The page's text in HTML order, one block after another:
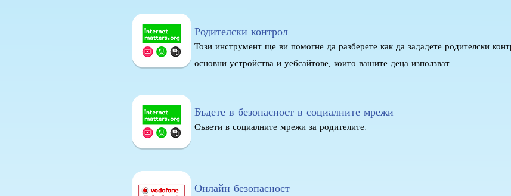
Родителски контрол
Този инструмент ще ви помогне да разберете как да зададете родителски
основни устройства и уебсайтове, които вашите деца използват.
Бъдете в безопасност в социалните мрежи
Съвети в социалните мрежи за родителите.
Онлайн безопасност